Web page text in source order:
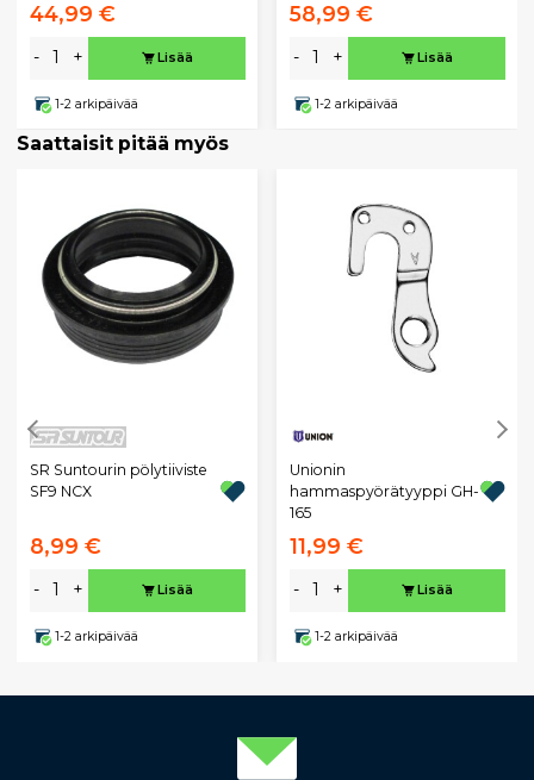
44,99 €
- + Lisää
1-2 arkipäivää
58,99 €
- + Lisää
1-2 arkipäivää
Saattaisit pitää myös
SR Suntourin pölytiiviste
SF9 NCX
8,99 €
- + Lisää
1-2 arkipäivää
Unionin
hammaspyörätyyppi GH-
165
11,99 €
- + Lisää
1-2 arkipäivää